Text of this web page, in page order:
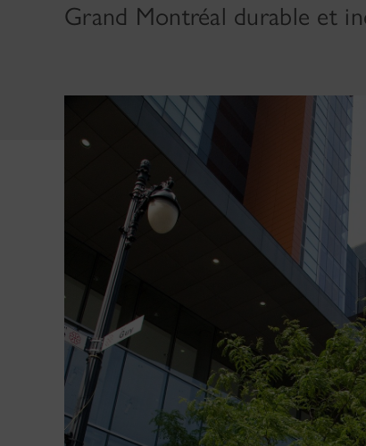
Grand Montréal durable et